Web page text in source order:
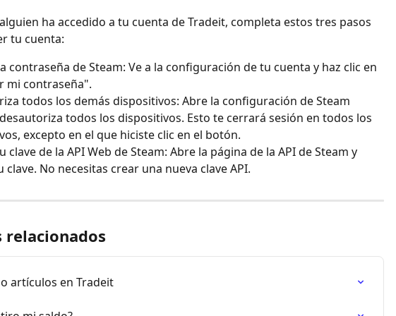
ha accedido a tu cuenta de Tradeit, completa estos tres pasos
tu cuenta:
contraseña de Steam: Ve a la configuración de tu cuenta y haz clic en
mi contraseña".
todos los demás dispositivos: Abre la configuración de Steam
todos los dispositivos. Esto te cerrará sesión en todos los
excepto en el que hiciste clic en el botón.
clave de la API Web de Steam: Abre la página de la API de Steam y
clave. No necesitas crear una nueva clave API.
artículos en Tradeit